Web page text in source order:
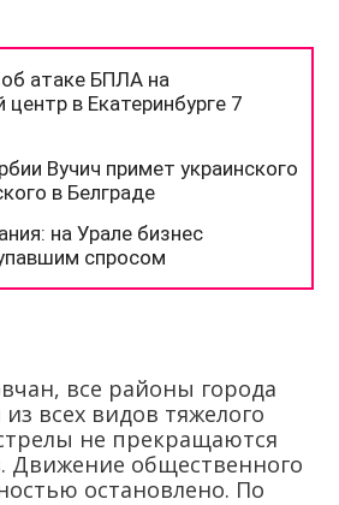
все районы города
всех видов тяжелого
не прекращаются
Движение общественного
остановлено. По